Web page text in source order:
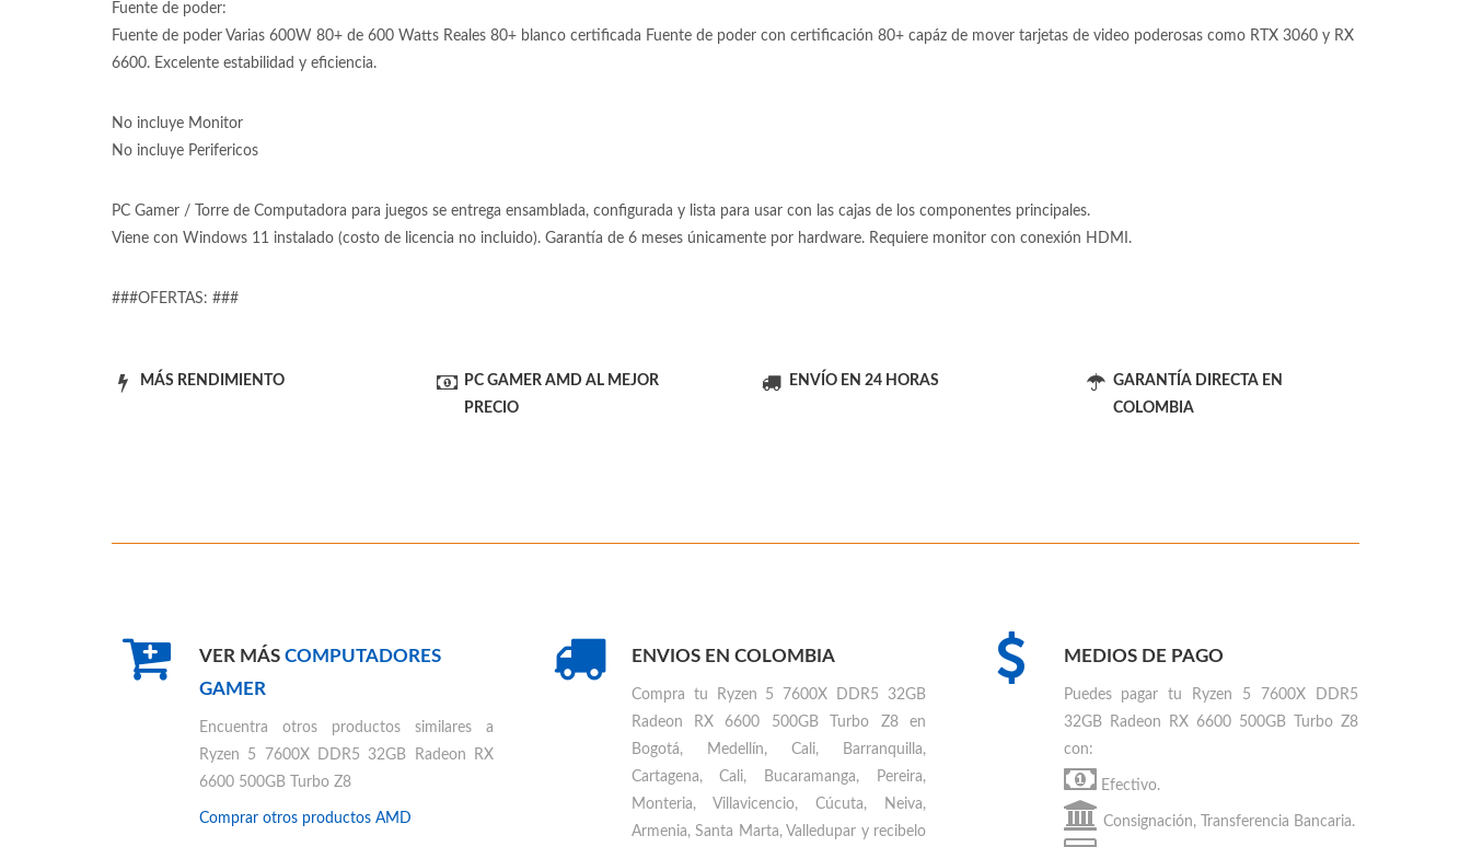
Fuente de poder:
Fuente de poder Varias 600W 80+ de 600 Watts Reales 80+ blanco certificada Fuente de poder con certificación 80+ capáz de mover tarjetas de video poderosas como RTX 3060 y RX
6600. Excelente estabilidad y eficiencia.
No incluye Monitor
No incluye Perifericos
PC Gamer / Torre de Computadora para juegos se entrega ensamblada, configurada y lista para usar con las cajas de los componentes principales.
Viene con Windows 11 instalado (costo de licencia no incluido). Garantía de 6 meses únicamente por hardware. Requiere monitor con conexión HDMI.
###OFERTAS: ###
MÁS RENDIMIENTO
PC GAMER AMD AL MEJOR
PRECIO
ENVÍO EN 24 HORAS
GARANTÍA DIRECTA EN
COLOMBIA
VER MÁS COMPUTADORES
GAMER
Encuentra otros productos similares a
Ryzen 5 7600X DDR5 32GB Radeon RX
6600 500GB Turbo Z8
Comprar otros productos AMD
ENVIOS EN COLOMBIA
Compra tu
Ryzen 5 7600X DDR5 32GB
Radeon RX 6600 500GB Turbo Z8 en
Bogotá, Medellín, Cali, Barranquilla,
Cartagena, Cali, Bucaramanga, Pereira,
Monteria, Villavicencio, Cúcuta, Neiva,
Armenia, Santa Marta, Valledupar y recibelo
MEDIOS DE PAGO
Puedes pagar tu Ryzen 5 7600X DDR5
32GB Radeon RX 6600 500GB Turbo Z8
con:
Efectivo.
Consignación, Transferencia Bancaria.